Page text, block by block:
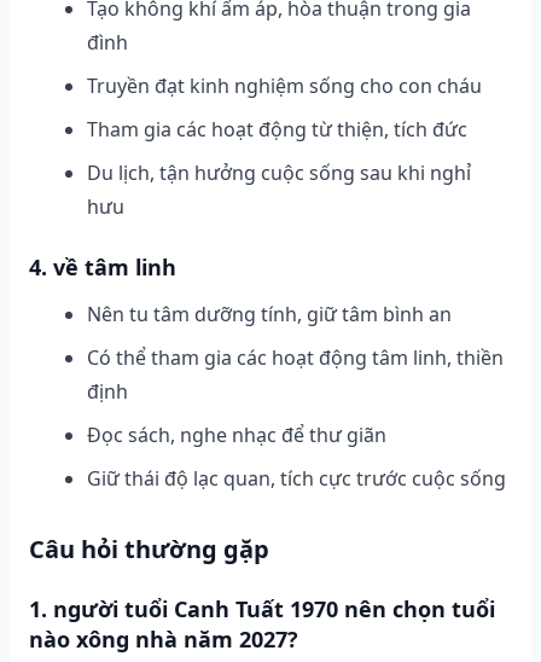
Tạo không khí ấm áp, hòa thuận trong gia
đình
Truyền đạt kinh nghiệm sống cho con cháu
Tham gia các hoạt động từ thiện, tích đức
Du lịch, tận hưởng cuộc sống sau khi nghỉ
hưu
4. về tâm linh
Nên tu tâm dưỡng tính, giữ tâm bình an
Có thể tham gia các hoạt động tâm linh, thiền
định
Đọc sách, nghe nhạc để thư giãn
Giữ thái độ lạc quan, tích cực trước cuộc sống
Câu hỏi thường gặp
1. người tuổi Canh Tuất 1970 nên chọn tuổi
nào xông nhà năm 2027?